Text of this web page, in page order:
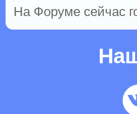
На Форуме сейчас